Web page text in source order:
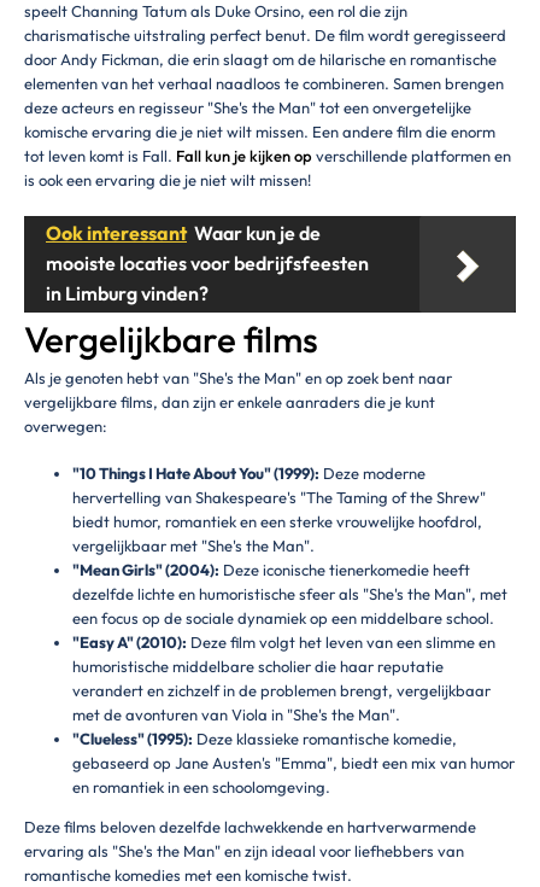
speelt Channing Tatum als Duke Orsino, een rol die zijn
charismatische uitstraling perfect benut. De film wordt geregisseerd
door Andy Fickman, die erin slaagt om de hilarische en romantische
elementen van het verhaal naadloos te combineren. Samen brengen
deze acteurs en regisseur "She's the Man" tot een onvergetelijke
komische ervaring die je niet wilt missen. Een andere film die enorm
tot leven komt is Fall. Fall kun je kijken op verschillende platformen en
is ook een ervaring die je niet wilt missen!
Ook interessant Waar kun je de
mooiste locaties voor bedrijfsfeesten
in Limburg vinden?
Vergelijkbare films
Als je genoten hebt van "She's the Man" en op zoek bent naar
vergelijkbare films, dan zijn er enkele aanraders die je kunt
overwegen:
"10 Things I Hate About You" (1999): Deze moderne
hervertelling van Shakespeare's "The Taming of the Shrew"
biedt humor, romantiek en een sterke vrouwelijke hoofdrol,
vergelijkbaar met "She's the Man".
"Mean Girls" (2004): Deze iconische tienerkomedie heeft
dezelfde lichte en humoristische sfeer als "She's the Man", met
een focus op de sociale dynamiek op een middelbare school.
"Easy A" (2010): Deze film volgt het leven van een slimme en
humoristische middelbare scholier die haar reputatie
verandert en zichzelf in de problemen brengt, vergelijkbaar
met de avonturen van Viola in "She's the Man".
"Clueless" (1995): Deze klassieke romantische komedie,
gebaseerd op Jane Austen's "Emma", biedt een mix van humor
en romantiek in een schoolomgeving.
Deze films beloven dezelfde lachwekkende en hartverwarmende
ervaring als "She's the Man" en zijn ideaal voor liefhebbers van
romantische komedies met een komische twist.